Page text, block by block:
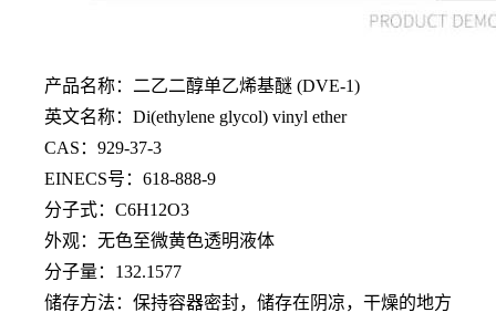
产品名称：二乙二醇单乙烯基醚 (DVE-1)
英文名称：Di(ethylene glycol) vinyl ether
CAS：929-37-3
EINECS号：618-888-9
分子式： C6H12O3
外观：无色至微黄色透明液体
分子量：132.1577
储存方法：保持容器密封，储存在阴凉，干燥的地方